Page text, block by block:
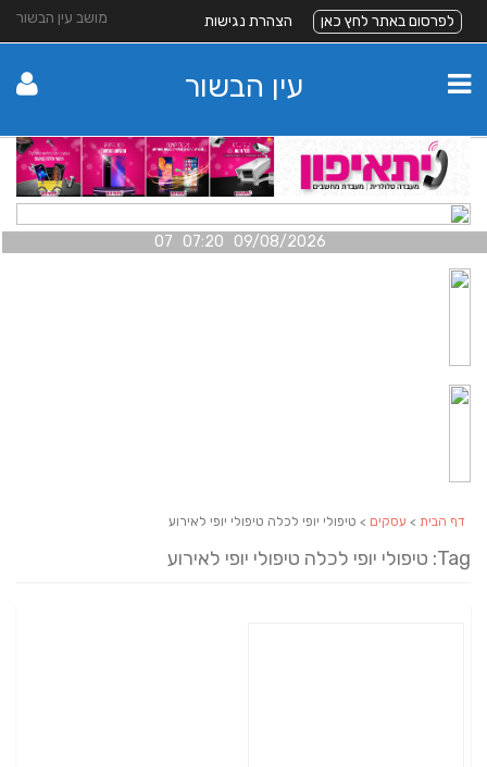
מושב עין הבשור לפרסום באתר לחץ כאן הצהרת נגישות
עין הבשור
09/08/2026 07:20 07
דף הבית > עסקים > טיפולי יופי לכלה טיפולי יופי לאירוע
Tag: טיפולי יופי לכלה טיפולי יופי לאירוע